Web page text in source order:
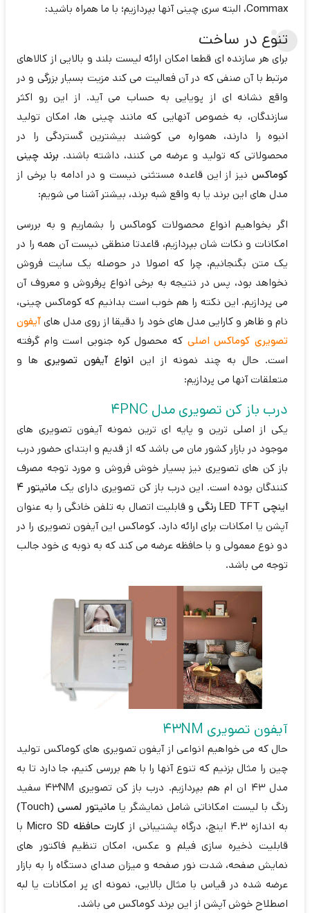
Commax، البته سری چینی آنها بپردازیم؛ با ما همراه باشید:
تنوع در ساخت
برای هر سازنده ای قطعا امکان ارائه لیست بلند و بالایی از کالاهای
مرتبط با آن صنفی که در آن فعالیت می کند مزیت بسیار بزرگی و در
واقع نشانه ای از پویایی به حساب می آید. از این رو اکثر
سازندگان، به خصوص آنهایی که مانند چینی ها، امکان تولید
انبوه را دارند، همواره می کوشند بیشترین گستردگی را در
محصولاتی که تولید و عرضه می کنند، داشته باشند. برند چینی
کوماکس نیز از این قاعده مستثنی نیست و در ادامه با برخی از
مدل های این برند یا به واقع شبه برند، بیشتر آشنا می شویم:
اگر بخواهیم انواع محصولات کوماکس را بشماریم و به بررسی
امکانات و نکات شان بپردازیم، قاعدتا منطقی نیست آن همه را در
یک متن بگنجانیم، چرا که اصولا در حوصله یک سایت فروش
نخواهد بود، پس در نتیجه به برخی انواع پرفروش و معروف آن
می پردازیم. این نکته را هم خوب است بدانیم که کوماکس چینی،
نام و ظاهر و کارایی مدل های خود را دقیقا از روی مدل هایآیفون
تصویری کوماکس اصلی که محصول کره جنوبی است وام گرفته
است. حال به چند نمونه از این انواع آیفون تصویریها و
متعلقات آنها می پردازیم:
درب باز کن تصویری مدل 4PNC
یکی از اصلی ترین و پایه ای ترین نمونه آیفون تصویری های
موجود در بازار کشور مان می باشد که از قدیم و ابتدای حضور درب
باز کن های تصویری نیز بسیار خوش فروش و مورد توجه مصرف
کنندگان بوده است. این درب باز کن تصویری دارای یک
مانیتور 4
اینچی LED TFT رنگی
و قابلیت اتصال به تلفن خانگی را به عنوان
آپشن یا امکانات برای ارائه دارد. کوماکس این آیفون تصویری را در
دو نوع معمولی و با حافظه عرضه می کند که به نوبه ی خود جالب
توجه می باشد.
آیفون تصویری 43NM
حال که می خواهیم انواعی از آیفون تصویری های کوماکس تولید
چین را مثال بزنیم که تنوع آنها را با هم بررسی کنیم، جا دارد تا به
مدل 43 ان ام هم بپردازیم. درب باز کن تصویری 43NM سفید
رنگ با لیست امکاناتی شامل نمایشگر یا مانیتور لمسی (Touch)
به اندازه 4.3 اینچ، درگاه پشتیبانی از
کارت حافظه Micro SD
با
قابلیت ذخیره سازی فیلم و عکس، امکان تنظیم فاکتور های
نمایش صفحه، شدت نور صفحه و میزان صدای دستگاه را به بازار
عرضه شده در قیاس با مثال بالایی، نمونه ای پر امکانات یا لبه
اصطلاح خوش آپشن از این برند کوماکس می باشد.